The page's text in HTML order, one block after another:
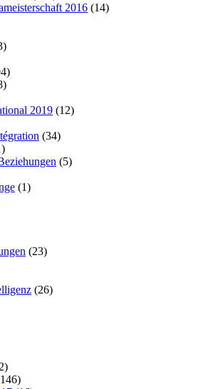
2016 (14)
2019 (12)
(34)
(5)
(1)
(23)
(26)